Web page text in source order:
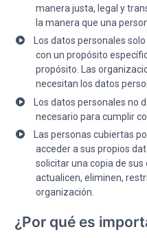
manera justa, legal y
la manera que una
Los datos personales
con un propósito
propósito. Las
necesitan los datos
Los datos personales no
necesario para cumplir
Las personas cubiertas
acceder a sus propios
solicitar una copia de
actualicen, eliminen,
organización.
¿Por qué es